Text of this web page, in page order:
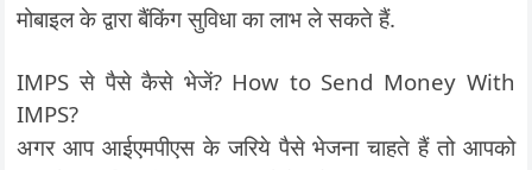
मोबाइल के द्वारा बैंकिंग सुविधा का लाभ ले सकते हैं.
IMPS से पैसे कैसे भेजें? How to Send Money With
IMPS?
अगर आप आईएमपीएस के जरिये पैसे भेजना चाहते हैं तो आपको